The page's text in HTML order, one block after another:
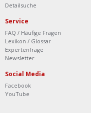
Detailsuche
Service
FAQ / Häufige Fragen
Lexikon / Glossar
Expertenfrage
Newsletter
Social Media
Facebook
YouTube